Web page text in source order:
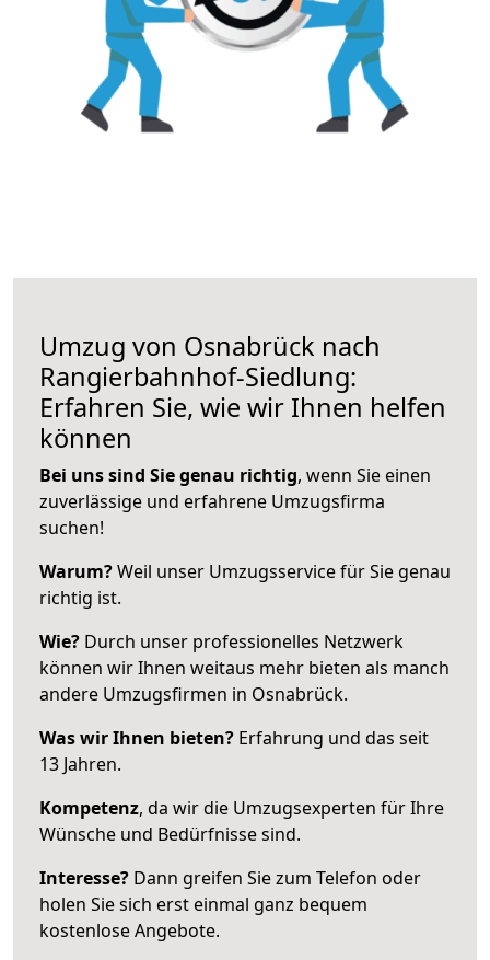
Umzug von Osnabrück nach
Rangierbahnhof-Siedlung:
Erfahren Sie, wie wir Ihnen helfen
können
Bei uns sind Sie genau richtig, wenn Sie einen
zuverlässige und erfahrene Umzugsfirma
suchen!
Warum?Weil unser Umzugsservice für Sie genau
richtig ist.
Wie? Durch unser professionelles Netzwerk
können wir Ihnen weitaus mehr bieten als manch
andere Umzugsfirmen in Osnabrück.
Was wir Ihnen bieten? Erfahrung und das seit
13 Jahren.
Kompetenz, da wir die Umzugsexperten für Ihre
Wünsche und Bedürfnisse sind.
Interesse? Dann greifen Sie zum Telefon oder
holen Sie sich erst einmal ganz bequem
kostenlose Angebote.